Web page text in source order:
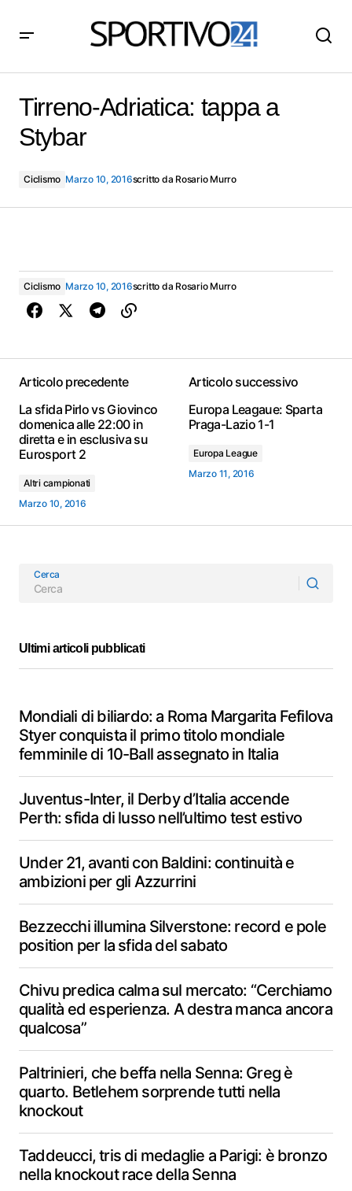
Tirreno-Adriatica: tappa a
Stybar
Ciclismo Marzo 10, 2016scritto da Rosario Murro
Ciclismo Marzo 10, 2016scritto da Rosario Murro
Articolo precedente
La sfida Pirlo vs Giovinco
domenica alle 22:00 in
diretta e in esclusiva su
Eurosport 2
Altri campionati
Marzo 10, 2016
Articolo successivo
Europa Leagaue: Sparta
Praga-Lazio 1-1
Europa League
Marzo 11, 2016
Cerca
Ultimi articoli pubblicati
Mondiali di biliardo: a Roma Margarita Fefilova
Styer conquista il primo titolo mondiale
femminile di 10-Ball assegnato in Italia
Juventus-Inter, il Derby d’Italia accende
Perth: sfida di lusso nell’ultimo test estivo
Under 21, avanti con Baldini: continuità e
ambizioni per gli Azzurrini
Bezzecchi illumina Silverstone: record e pole
position per la sfida del sabato
Chivu predica calma sul mercato: “Cerchiamo
qualità ed esperienza. A destra manca ancora
qualcosa”
Paltrinieri, che beffa nella Senna: Greg è
quarto. Betlehem sorprende tutti nella
knockout
Taddeucci, tris di medaglie a Parigi: è bronzo
nella knockout race della Senna